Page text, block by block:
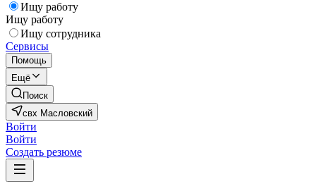
Ищу работу
Ищу работу
Ищу сотрудника
Сервисы
Помощь
Ещё
Поиск
свх Масловский
Войти
Войти
Создать резюме